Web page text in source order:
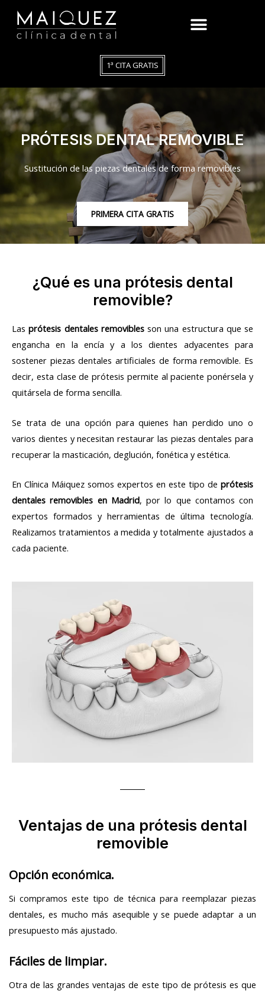
1ª CITA GRATIS
PRÓTESIS DENTAL REMOVIBLE
Sustitución de las piezas dentales de forma removibles
PRIMERA CITA GRATIS
¿Qué es una prótesis dental
removible?
Las prótesis dentales removiblesson una estructura que se
engancha en la encía y a los dientes adyacentes para
sostener piezas dentales artificiales de forma removible. Es
decir, esta clase de prótesis permite al paciente ponérsela y
quitársela de forma sencilla.
Se trata de una opción para quienes han perdido uno o
varios dientes y necesitan restaurar las piezas dentales para
recuperar la masticación, deglución, fonética y estética.
En Clínica Máiquez somos expertos en este tipo de prótesis
dentales removibles en Madrid, por lo que contamos con
expertos formados y herramientas de última tecnología.
Realizamos tratamientos a medida y totalmente ajustados a
cada paciente.
Ventajas de una prótesis dental
removible
Opción económica.
Si compramos este tipo de técnica para reemplazar piezas
dentales, es mucho más asequible y se puede adaptar a un
presupuesto más ajustado.
Fáciles de limpiar.
Otra de las grandes ventajas de este tipo de prótesis es que